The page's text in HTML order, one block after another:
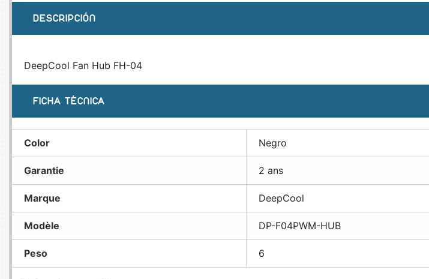
DESCRIPCIÓN
DeepCool Fan Hub FH-04
FICHA TÉCNICA
Color Negro
Garantie 2 ans
Marque DeepCool
Modèle DP-F04PWM-HUB
Peso 6